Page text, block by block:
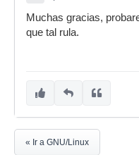
Muchas gracias,
que tal rula.
« Ir a GNU/Linux